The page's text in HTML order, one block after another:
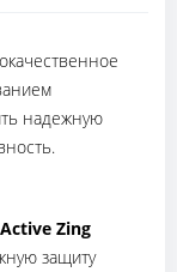
надежную
Zing
защиту